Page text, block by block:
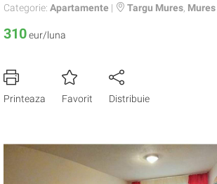
Categorie: Apartamente | Targu Mures Mures
310eur/luna
Printeaza Favorit Distribuie